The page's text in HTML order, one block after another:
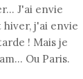
J'ai envie
j'ai envie
! Mais je
Ou Paris.